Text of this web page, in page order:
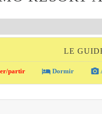
LE
partir local_hotel Dormir photo_camera